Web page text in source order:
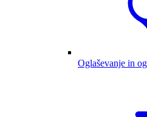
Oglaševanje in